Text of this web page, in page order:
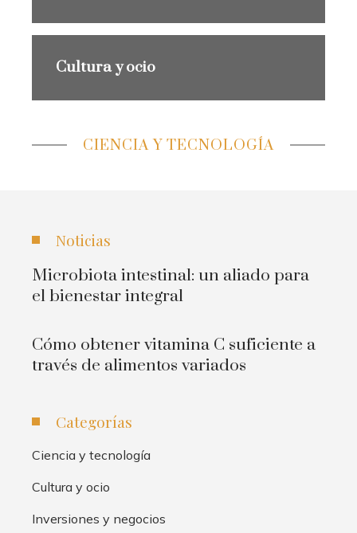
Cultura y ocio
CIENCIA Y TECNOLOGÍA
Noticias
Microbiota intestinal: un aliado para
el bienestar integral
Cómo obtener vitamina C suficiente a
través de alimentos variados
Categorías
Ciencia y tecnología
Cultura y ocio
Inversiones y negocios